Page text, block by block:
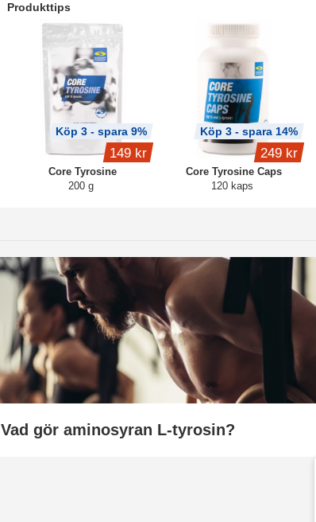
Produkttips
Core Tyrosine
200 g
Köp 3 - spara 9%
149 kr
Core Tyrosine Caps
120 kaps
Köp 3 - spara 14%
249 kr
Vad gör aminosyran L-tyrosin?